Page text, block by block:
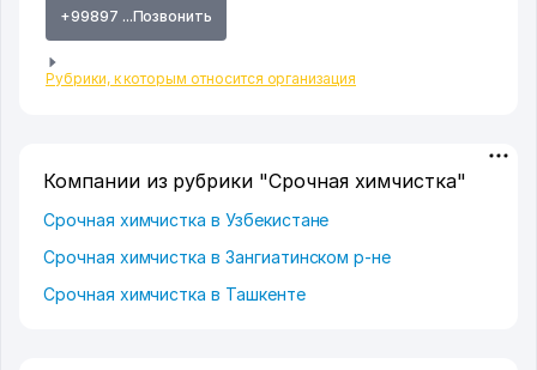
+99897 ...Позвонить
Рубрики, к которым относится организация
Компании из рубрики "Срочная химчистка"
Срочная химчистка в Узбекистане
Срочная химчистка в Зангиатинском р-не
Срочная химчистка в Ташкенте